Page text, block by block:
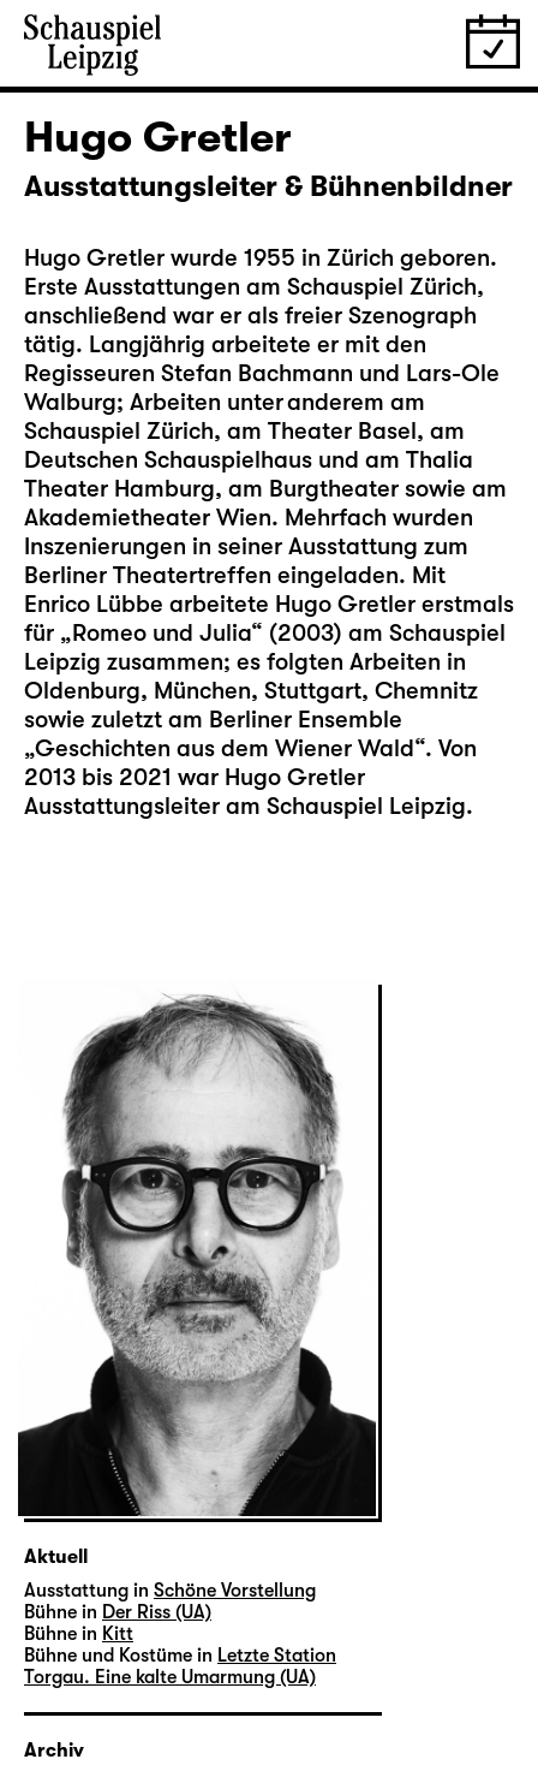
Hugo Gretler
Ausstattungsleiter & Bühnenbildner
Hugo Gretler wurde 1955 in Zürich geboren.
Erste Ausstattungen am Schauspiel Zürich,
anschließend war er als freier Szenograph
tätig. Langjährig arbeitete er mit den
Regisseuren Stefan Bachmann und Lars-Ole
Walburg; Arbeiten unter anderem am
Schauspiel Zürich, am Theater Basel, am
Deutschen Schauspielhaus und am Thalia
Theater Hamburg, am Burgtheater sowie am
Akademietheater Wien. Mehrfach wurden
Inszenierungen in seiner Ausstattung zum
Berliner Theatertreffen eingeladen. Mit
Enrico Lübbe arbeitete Hugo Gretler erstmals
für „Romeo und Julia“ (2003) am Schauspiel
Leipzig zusammen; es folgten Arbeiten in
Oldenburg, München, Stuttgart, Chemnitz
sowie zuletzt am Berliner Ensemble
„Geschichten aus dem Wiener Wald“. Von
2013 bis 2021 war Hugo Gretler
Ausstattungsleiter am Schauspiel Leipzig.
Aktuell
Ausstattung in Schöne Vorstellung
Bühne in Der Riss (UA)
Bühne in Kitt
Bühne und Kostüme in Letzte Station
Torgau. Eine kalte Umarmung (UA)
Archiv